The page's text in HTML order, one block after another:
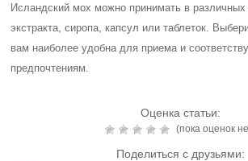
Исландский мох можно принимать в
экстракта, сиропа, капсул или таблеток.
вам наиболее удобна для приема и
предпочтениям.
Оценка статьи:
(пока оценок
Поделиться с друзьями: